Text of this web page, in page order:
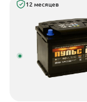
12 месяцев